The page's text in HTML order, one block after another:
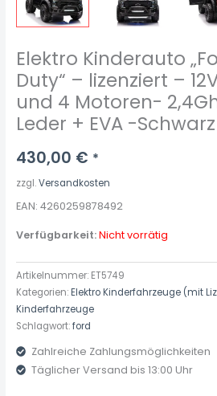
Elektro Kinderauto
Duty“ – lizenziert –
und 4 Motoren-
Leder + EVA -Schwarz
430,00 € *
zzgl.Versandkosten
EAN: 4260259878492
Verfügbarkeit:Nicht vorrätig
Artikelnummer: ET5749
Kategorien:Elektro Kinderfahrzeuge (mit
Kinderfahrzeuge
Schlagwort:ford
Zahlreiche Zahlungsmöglichkeiten
Täglicher Versand bis 13:00 Uhr